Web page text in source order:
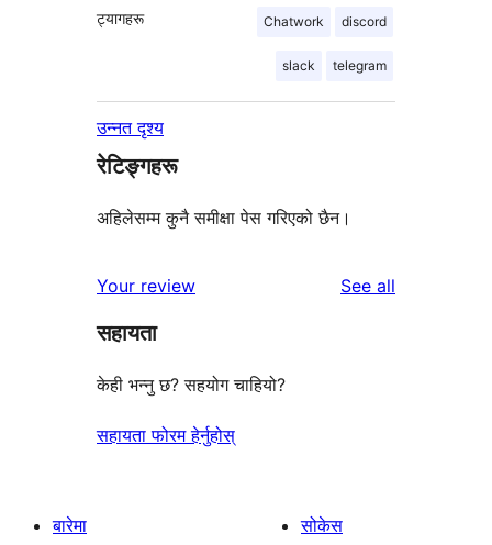
ट्यागहरू Chatwork discord
slack telegram
उन्नत दृश्य
रेटिङ्गहरू
अहिलेसम्म कुनै समीक्षा पेस गरिएको छैन।
Your review See all
सहायता
केही भन्नु छ? सहयोग चाहियो?
सहायता फोरम हेर्नुहोस्
बारेमा
सोकेस